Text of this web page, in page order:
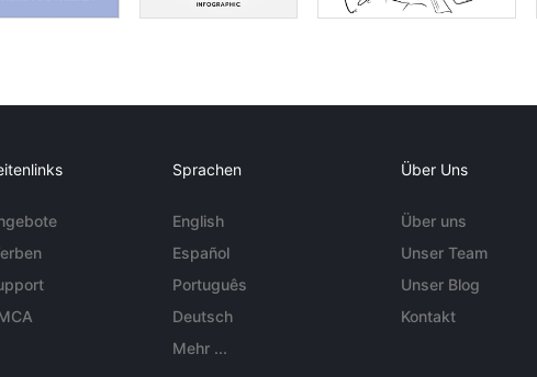
Sprachen
English
Español
Português
Deutsch
Mehr ...
Über Uns
Über uns
Unser Team
Unser Blog
Kontakt